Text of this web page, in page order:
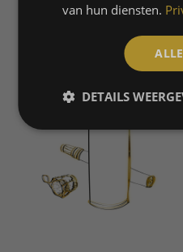
MEER OVER
van hun diensten.
DETAILS